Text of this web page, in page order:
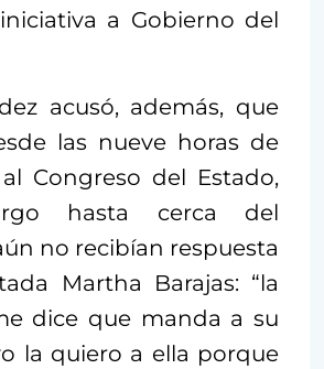
a Gobierno del
acusó, además, que
las nueve horas de
Congreso del Estado,
hasta cerca del
no recibían respuesta
Martha Barajas: “la
dice que manda a su
la quiero a ella porque